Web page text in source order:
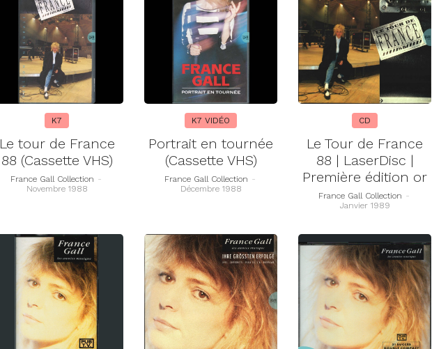
K7
Le tour de France
88 (Cassette VHS)
France Gall Collection -
Novembre 1988
K7 VIDÉO
Portrait en tournée
(Cassette VHS)
France Gall Collection -
Décembre 1988
CD
Le Tour de France
88 | LaserDisc |
Première édition or
France Gall Collection -
Janvier 1989